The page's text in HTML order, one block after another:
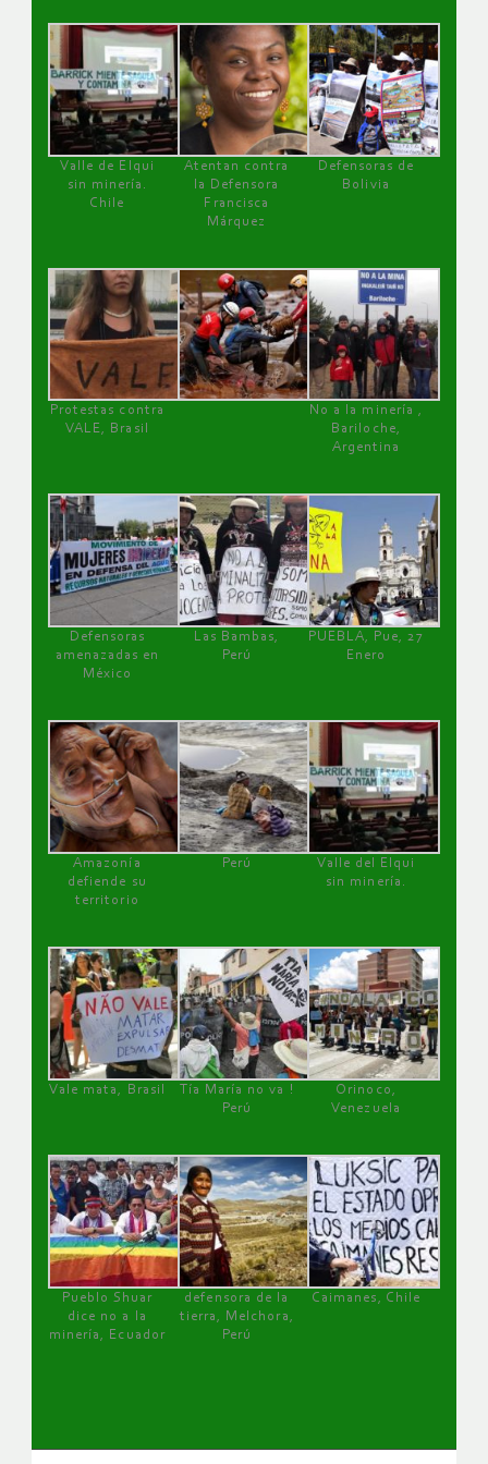
Valle de Elqui
sin minería.
Chile
Atentan contra
la Defensora
Francisca
Márquez
Defensoras de
Bolivia
Protestas contra
VALE, Brasil
No a la minería ,
Bariloche,
Argentina
Defensoras
amenazadas en
México
Las Bambas,
Perú
PUEBLA, Pue, 27
Enero
Amazonía
defiende su
territorio
Perú
Valle del Elqui
sin minería.
Vale mata, Brasil
Tía María no va !
Perú
Orinoco,
Venezuela
Pueblo Shuar
dice no a la
minería, Ecuador
defensora de la
tierra, Melchora,
Perú
Caimanes, Chile